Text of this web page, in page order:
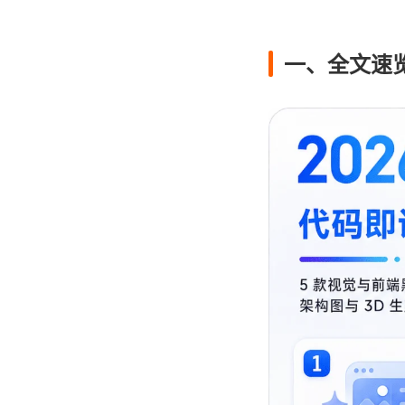
一、全文速